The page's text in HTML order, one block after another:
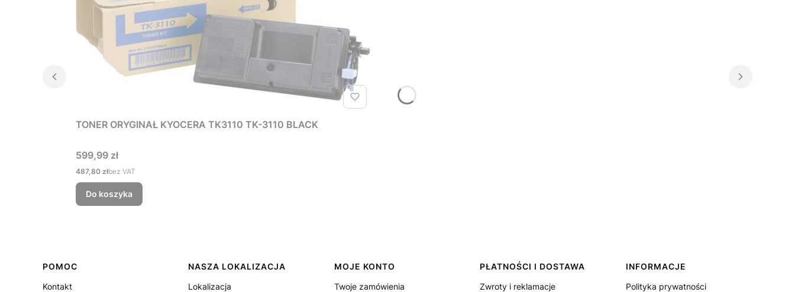
TONER ORYGINAŁ KYOCERA TK3110 TK-3110 BLACK
Cena
599,99 zł
Cena
487,80 złbez VAT
Do koszyka
Linki w stopce
POMOC
Kontakt
NASZA LOKALIZACJA
Lokalizacja
MOJE KONTO
Twoje zamówienia
PŁATNOŚCI I DOSTAWA
Zwroty i reklamacje
INFORMACJE
Polityka prywatności